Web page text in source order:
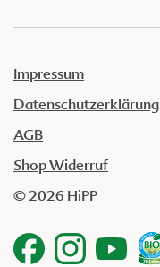
Impressum
Datenschutzerklärung
AGB
Shop Widerruf
© 2026 HiPP